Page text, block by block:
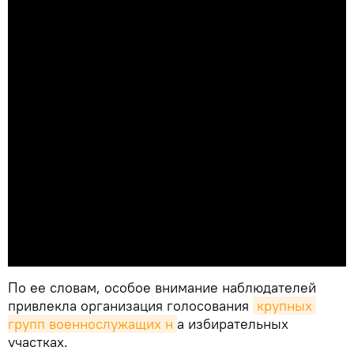
По ее словам, особое внимание наблюдателей
привлекла организация голосования крупных
групп военнослужащих н а избирательных
участках.